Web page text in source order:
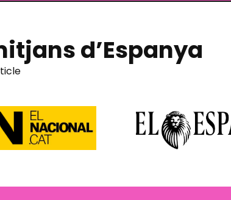
d’Espanya